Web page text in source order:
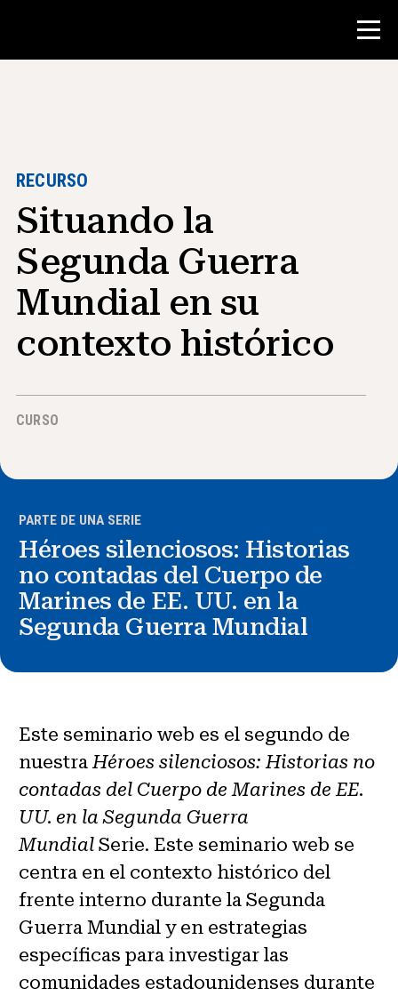
Recursos para maestros
Herramientas para el aula
institutos
Enseñanza de Habilidades de
Asesoramiento a estudiantes de NHD
Noticias y Eventos
Acerca de NHD
RECURSO
Situando la
Segunda Guerra
Mundial en su
contexto histórico
CURSO
PARTE DE UNA SERIE
Héroes silenciosos: Historias
no contadas del Cuerpo de
Marines de EE. UU. en la
Segunda Guerra Mundial
Este seminario web es el segundo de
nuestra Héroes silenciosos: Historias no
contadas del Cuerpo de Marines de EE.
UU. en la Segunda Guerra
Mundial Serie. Este seminario web se
centra en el contexto histórico del
frente interno durante la Segunda
Guerra Mundial y en estrategias
específicas para investigar las
comunidades estadounidenses durante